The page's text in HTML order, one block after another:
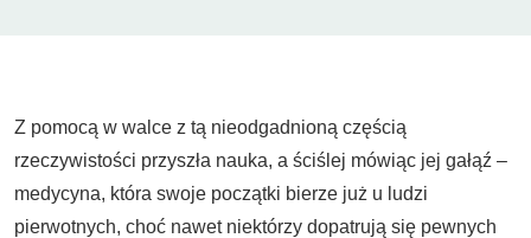
Z pomocą w walce z tą nieodgadnioną częścią
rzeczywistości przyszła nauka, a ściślej mówiąc jej gałąź –
medycyna, która swoje początki bierze już u ludzi
pierwotnych, choć nawet niektórzy dopatrują się pewnych